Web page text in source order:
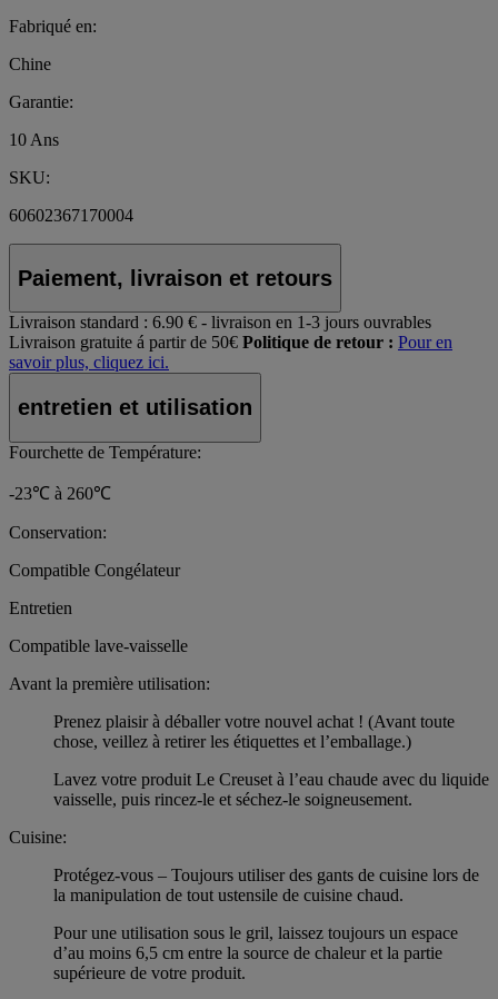
Fabriqué en:
Chine
Garantie:
10 Ans
SKU:
60602367170004
Paiement, livraison et retours
Livraison standard : 6.90 € - livraison en 1-3 jours ouvrables
Livraison gratuite á partir de 50€ Politique de retour : Pour en
savoir plus, cliquez ici.
entretien et utilisation
Fourchette de Température:
-23℃ à 260℃
Conservation:
Compatible Congélateur
Entretien
Compatible lave-vaisselle
Avant la première utilisation:
Prenez plaisir à déballer votre nouvel achat ! (Avant toute
chose, veillez à retirer les étiquettes et l’emballage.)
Lavez votre produit Le Creuset à l’eau chaude avec du liquide
vaisselle, puis rincez-le et séchez-le soigneusement.
Cuisine:
Protégez-vous – Toujours utiliser des gants de cuisine lors de
la manipulation de tout ustensile de cuisine chaud.
Pour une utilisation sous le gril, laissez toujours un espace
d’au moins 6,5 cm entre la source de chaleur et la partie
supérieure de votre produit.